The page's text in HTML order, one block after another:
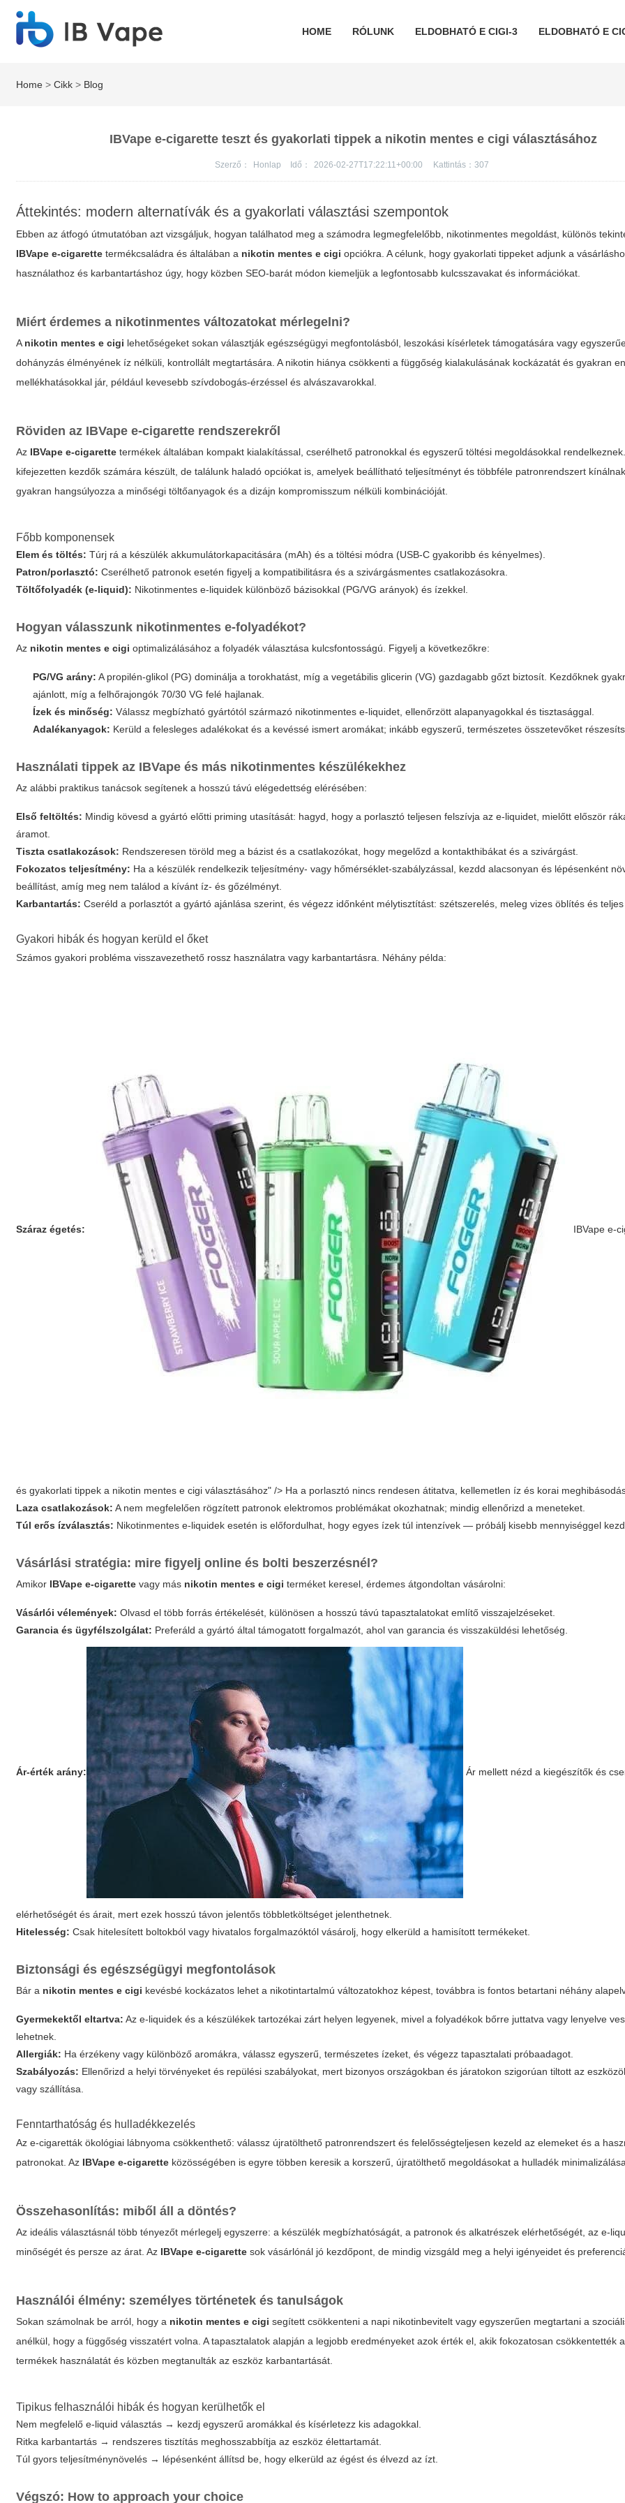
HOME RÓLUNK ELDOBHATÓ E CIGI-3 ELDOBHATÓ E
Home >Cikk > Blog
IBVape e-cigarette teszt és gyakorlati tippek a nikotin mentes e cigi választásához
Szerző： Honlap Idő： 2026-02-27T17:22:11+00:00 Kattintás： 307
Áttekintés: modern alternatívák és a gyakorlati választási szempontok
Ebben az átfogó útmutatóban azt vizsgáljuk, hogyan találhatod meg a számodra legmegfelelőbb, nikotinmentes megoldást, különös
IBVape e-cigarette termékcsaládra és általában a nikotin mentes e cigi opciókra. A célunk, hogy gyakorlati tippeket adjunk a
használathoz és karbantartáshoz úgy, hogy közben SEO-barát módon kiemeljük a legfontosabb kulcsszavakat és információkat.
Miért érdemes a nikotinmentes változatokat mérlegelni?
A nikotin mentes e cigi lehetőségeket sokan választják egészségügyi megfontolásból, leszokási kísérletek támogatására vagy
dohányzás élményének íz nélküli, kontrollált megtartására. A nikotin hiánya csökkenti a függőség kialakulásának kockázatát és gyakran
mellékhatásokkal jár, például kevesebb szívdobogás-érzéssel és alvászavarokkal.
Röviden az IBVape e-cigarette rendszerekről
Az IBVape e-cigarette termékek általában kompakt kialakítással, cserélhető patronokkal és egyszerű töltési megoldásokkal
kifejezetten kezdők számára készült, de találunk haladó opciókat is, amelyek beállítható teljesítményt és többféle patronrendszert
gyakran hangsúlyozza a minőségi töltőanyagok és a dizájn kompromisszum nélküli kombinációját.
Főbb komponensek
Elem és töltés: Túrj rá a készülék akkumulátorkapacitására (mAh) és a töltési módra (USB-C gyakoribb és kényelmes).
Patron/porlasztó: Cserélhető patronok esetén figyelj a kompatibilitásra és a szivárgásmentes csatlakozásokra.
Töltőfolyadék (e-liquid): Nikotinmentes e-liquidek különböző bázisokkal (PG/VG arányok) és ízekkel.
Hogyan válasszunk nikotinmentes e-folyadékot?
Az nikotin mentes e cigi optimalizálásához a folyadék választása kulcsfontosságú. Figyelj a következőkre:
PG/VG arány: A propilén‑glikol (PG) dominálja a torokhatást, míg avegetábilis glicerin (VG) gazdagabb gőzt biztosít. Kezdőknek
ajánlott, míg a felhőrajongók 70/30 VG felé hajlanak.
Ízek és minőség: Válassz megbízható gyártótól származó nikotinmentes e-liquidet, ellenőrzött alapanyagokkal és tisztasággal.
Adalékanyagok: Kerüld a felesleges adalékokat és a kevéssé ismert aromákat; inkább egyszerű, természetes összetevőket részesíts
Használati tippek az IBVape és más nikotinmentes készülékekhez
Az alábbi praktikus tanácsok segítenek a hosszú távú elégedettség elérésében:
Első feltöltés: Mindig kövesd a gyártó előtti priming utasítását: hagyd, hogy a porlasztó teljesen felszívja az e-liquidet, mielőtt először
áramot.
Tiszta csatlakozások: Rendszeresen töröld meg a bázist és a csatlakozókat, hogy megelőzd a kontakthibákat és a szivárgást.
Fokozatos teljesítmény: Ha a készülék rendelkezik teljesítmény‑ vagy hőmérséklet‑szabályzással, kezdd alacsonyan és lépésenként
beállítást, amíg meg nem találod a kívánt íz- és gőzélményt.
Karbantartás: Cseréld a porlasztót a gyártó ajánlása szerint, és végezz időnként mélytisztítást: szétszerelés, meleg vizes öblítés és teljes
Gyakori hibák és hogyan kerüld el őket
Számos gyakori probléma visszavezethető rossz használatra vagy karbantartásra. Néhány példa:
Száraz égetés: IBVape e-
és gyakorlati tippek a nikotin mentes e cigi választásához" /> Ha a porlasztó nincs rendesen átitatva, kellemetlen íz és korai
Laza csatlakozások: A nem megfelelően rögzített patronok elektromos problémákat okozhatnak; mindig ellenőrizd a meneteket.
Túl erős ízválasztás: Nikotinmentes e-liquidek esetén is előfordulhat, hogy egyes ízek túl intenzívek — próbálj kisebb mennyiséggel
Vásárlási stratégia: mire figyelj online és bolti beszerzésnél?
Amikor IBVape e-cigarette vagy más nikotin mentes e cigi terméket keresel, érdemes átgondoltan vásárolni:
Vásárlói vélemények: Olvasd el több forrás értékelését, különösen a hosszú távú tapasztalatokat említő visszajelzéseket.
Garancia és ügyfélszolgálat: Preferáld a gyártó által támogatott forgalmazót, ahol van garancia és visszaküldési lehetőség.
Ár‑érték arány: Ár mellett nézd a kiegészítők és
elérhetőségét és árait, mert ezek hosszú távon jelentős többletköltséget jelenthetnek.
Hitelesség: Csak hitelesített boltokból vagy hivatalos forgalmazóktól vásárolj, hogy elkerüld a hamisított termékeket.
Biztonsági és egészségügyi megfontolások
Bár a nikotin mentes e cigi kevésbé kockázatos lehet a nikotintartalmú változatokhoz képest, továbbra is fontos betartani néhány
Gyermekektől eltartva: Az e-liquidek és a készülékek tartozékai zárt helyen legyenek, mivel a folyadékok bőrre juttatva vagy lenyelve
lehetnek.
Allergiák: Ha érzékeny vagy különböző aromákra, válassz egyszerű, természetes ízeket, és végezz tapasztalati próbaadagot.
Szabályozás: Ellenőrizd a helyi törvényeket és repülési szabályokat, mert bizonyos országokban és járatokon szigorúan tiltott az
vagy szállítása.
Fenntarthatóság és hulladékkezelés
Az e-cigaretták ökológiai lábnyoma csökkenthető: válassz újratölthető patronrendszert és felelősségteljesen kezeld az elemeket és a
patronokat. Az IBVape e-cigarette közösségében is egyre többen keresik a korszerű, újratölthető megoldásokat a hulladék
Összehasonlítás: miből áll a döntés?
Az ideális választásnál több tényezőt mérlegelj egyszerre: a készülék megbízhatóságát, a patronok és alkatrészek elérhetőségét, az e-
minőségét és persze az árat. Az IBVape e-cigarette sok vásárlónál jó kezdőpont, de mindig vizsgáld meg a helyi igényeidet és
Használói élmény: személyes történetek és tanulságok
Sokan számolnak be arról, hogy a nikotin mentes e cigi segített csökkenteni a napi nikotinbevitelt vagy egyszerűen megtartani a
anélkül, hogy a függőség visszatért volna. A tapasztalatok alapján a legjobb eredményeket azok érték el, akik fokozatosan csökkentették
termékek használatát és közben megtanulták az eszköz karbantartását.
Tipikus felhasználói hibák és hogyan kerülhetők el
Nem megfelelő e-liquid választás → kezdj egyszerű aromákkal és kísérletezz kis adagokkal.
Ritka karbantartás → rendszeres tisztítás meghosszabbítja az eszköz élettartamát.
Túl gyors teljesítménynövelés → lépésenként állítsd be, hogy elkerüld az égést és élvezd az ízt.
Végszó: How to approach your choice